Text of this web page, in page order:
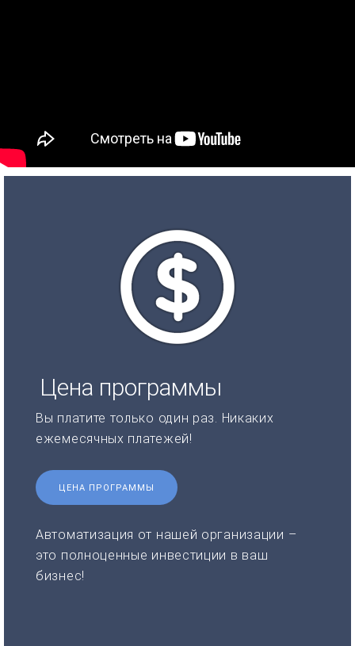
Цена программы
Вы платите только один раз. Никаких
ежемесячных платежей!
ЦЕНА ПРОГРАММЫ
Автоматизация от нашей организации –
это полноценные инвестиции в ваш
бизнес!